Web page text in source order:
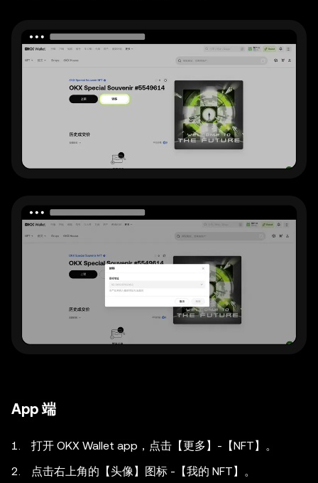
App 端
打开 OKX Wallet app，点击【更多】-【NFT】。
点击右上角的【头像】图标 -【我的 NFT】。